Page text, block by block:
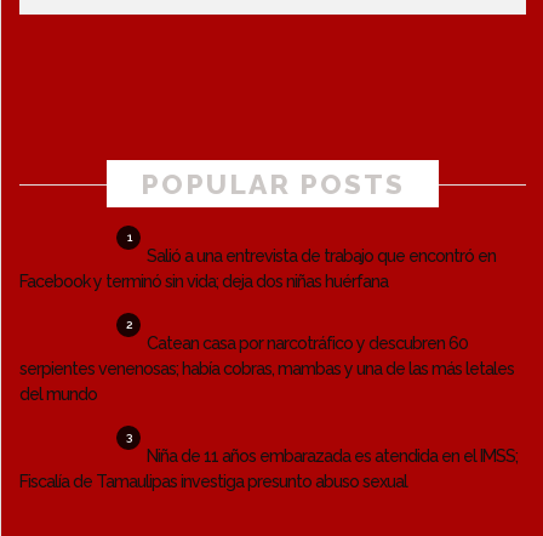
POPULAR POSTS
1
Salió a una entrevista de trabajo que encontró en
Facebook y terminó sin vida; deja dos niñas huérfana
2
Catean casa por narcotráfico y descubren 60
serpientes venenosas; había cobras, mambas y una de las más letales
del mundo
3
Niña de 11 años embarazada es atendida en el IMSS;
Fiscalía de Tamaulipas investiga presunto abuso sexual